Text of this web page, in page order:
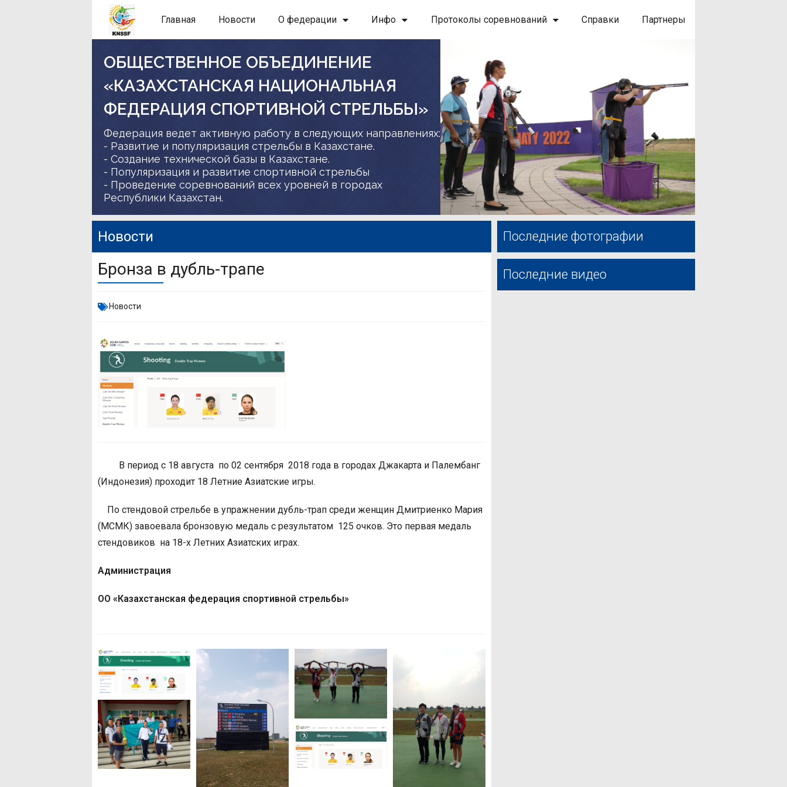
Главная Новости О федерации Инфо Протоколы соревнований Справки Партнеры
ОБЩЕСТВЕННОЕ ОБЪЕДИНЕНИЕ
«КАЗАХСТАНСКАЯ НАЦИОНАЛЬНАЯ
ФЕДЕРАЦИЯ СПОРТИВНОЙ СТРЕЛЬБЫ»
Федерация ведет активную работу в следующих направлениях:
- Развитие и популяризация стрельбы в Казахстане.
- Создание технической базы в Казахстане.
- Популяризация и развитие спортивной стрельбы
- Проведение соревнований всех уровней в городах
Республики Казахстан.
Новости
Бронза в дубль-трапе
Новости
В период с 18 августа по 02 сентября 2018 года в городах Джакарта и Палембанг
(Индонезия) проходит 18 Летние Азиатские игры.
По стендовой стрельбе в упражнении дубль-трап среди женщин Дмитриенко Мария
(МСМК) завоевала бронзовую медаль с результатом 125 очков. Это первая медаль
стендовиков на 18-х Летних Азиатских играх.
Администрация
ОО «Казахстанская федерация спортивной стрельбы»
Последние фотографии
Последние видео